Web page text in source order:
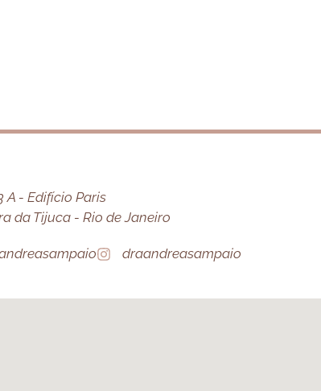
A - Edifício Paris
da Tijuca - Rio de Janeiro
draandreasampaio